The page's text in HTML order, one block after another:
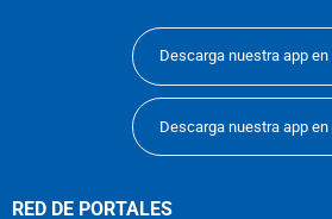
Descarga nuestra app en
Descarga nuestra app en
RED DE PORTALES